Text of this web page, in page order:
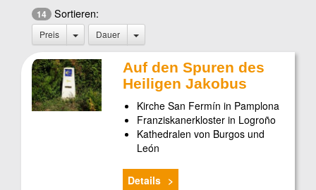
14 Sortieren:
Preis Dauer
Auf den Spuren des
Heiligen Jakobus
Kirche San Fermín in Pamplona
Franziskanerkloster in Logroño
Kathedralen von Burgos und
León
Details